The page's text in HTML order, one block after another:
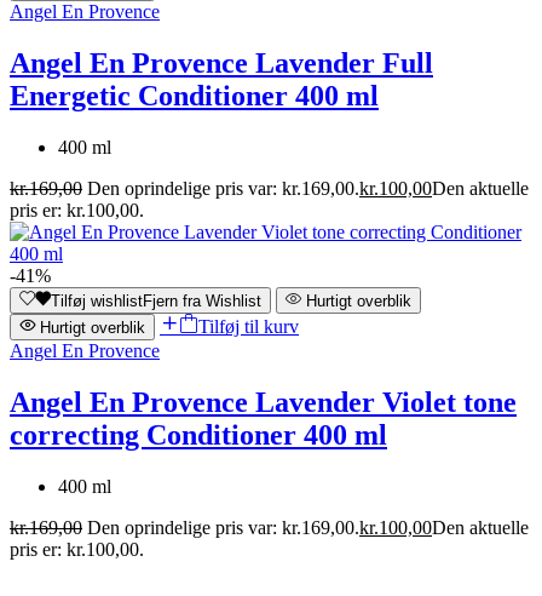
Angel En Provence
Angel En Provence Lavender Full
Energetic Conditioner 400 ml
400 ml
kr.169,00 Den oprindelige pris var: kr.169,00.kr.100,00Den aktuelle
pris er: kr.100,00.
-41%
Tilføj wishlistFjern fra Wishlist
Hurtigt overblik
Hurtigt overblik
Tilføj til kurv
Angel En Provence
Angel En Provence Lavender Violet tone
correcting Conditioner 400 ml
400 ml
kr.169,00 Den oprindelige pris var: kr.169,00.kr.100,00Den aktuelle
pris er: kr.100,00.